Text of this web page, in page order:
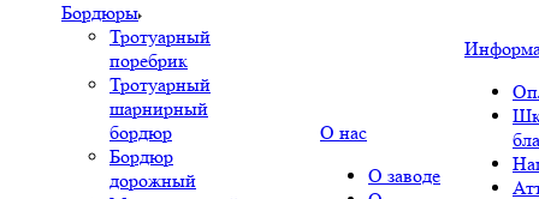
Бордюры
Тротуарный
поребрик
Тротуарный
шарнирный
бордюр
Бордюр
дорожный
О нас
О заводе